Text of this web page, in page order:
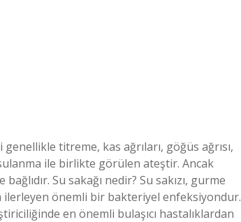
titreme, kas ağrıları, göğüs ağrısı,
sulanma ile birlikte görülen ateştir. Ancak
Su sakağı nedir? Su sakızı, gurme
önemli bir bakteriyel enfeksiyondur.
en önemli bulaşıcı hastalıklardan